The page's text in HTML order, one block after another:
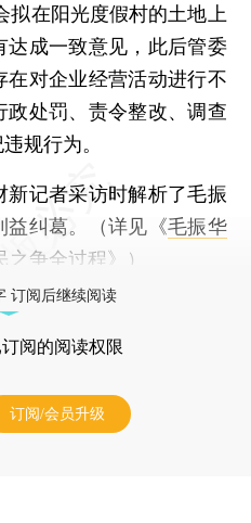
拟在阳光度假村的土地上
达成一致意见，此后管委
对企业经营活动进行不
处罚、责令整改、调查
规行为。
记者采访时解析了毛振
益纠葛。（详见《毛振华
之争全过程》）
订阅后继续阅读
阅的阅读权限
订阅/会员升级